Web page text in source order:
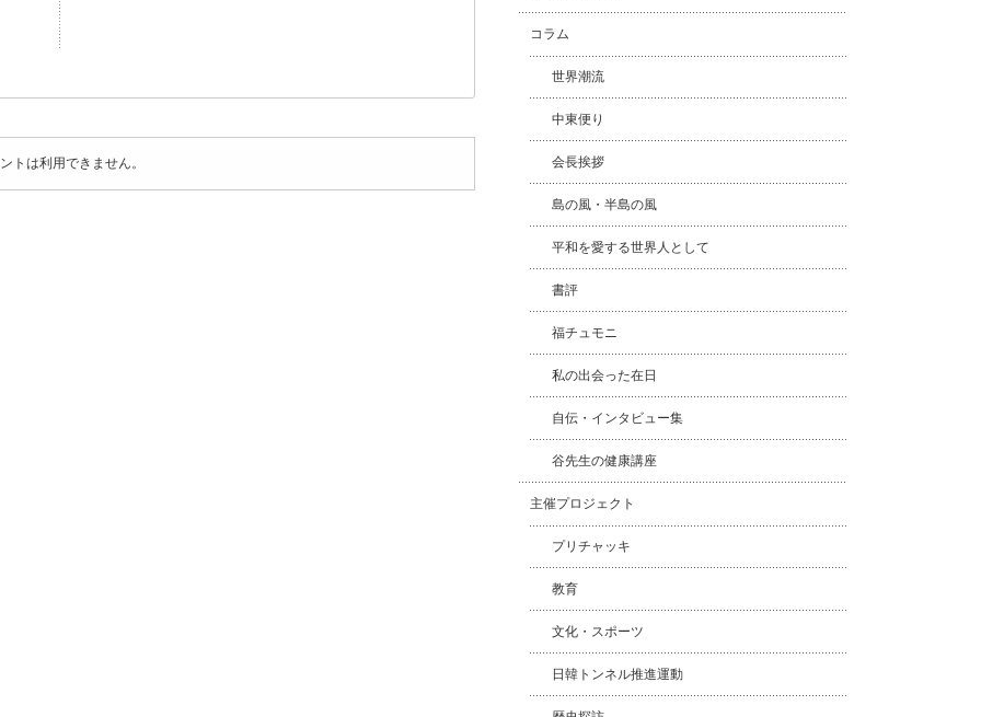
トは利用できません。
コラム
世界潮流
中東便り
会長挨拶
島の風・半島の風
平和を愛する世界人として
書評
福チュモニ
私の出会った在日
自伝・インタビュー集
谷先生の健康講座
主催プロジェクト
プリチャッキ
教育
文化・スポーツ
日韓トンネル推進運動